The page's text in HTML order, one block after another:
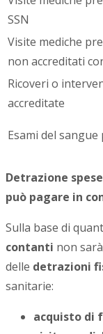
SSN
Visite mediche
non accreditati
Ricoveri o
accreditate
Esami del
Detrazione
può pagare in
Sulla base di
contanti non
delle detrazioni
sanitarie:
acquisto di